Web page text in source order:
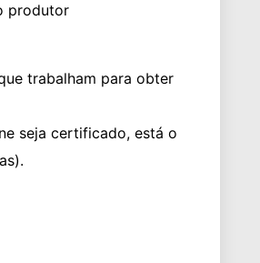
produtor
trabalham para obter
seja certificado, está o